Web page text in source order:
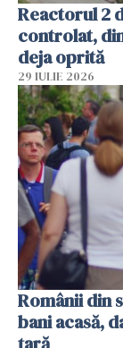
Reactorul 2
controlat,
deja oprită
29 IULIE 2026
Românii din
bani acasă,